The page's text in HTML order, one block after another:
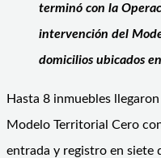
terminó con la
intervención del
domicilios ubicados
Hasta 8 inmuebles
Modelo Territorial Cero
entrada y registro en siete